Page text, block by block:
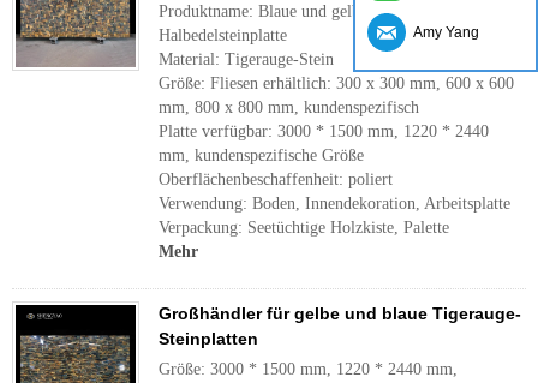
Produktname: Blaue und gelbe Tigerauge-
Halbedelsteinplatte
Material: Tigerauge-Stein
Größe: Fliesen erhältlich: 300 x 300 mm, 600 x 600
mm, 800 x 800 mm, kundenspezifisch
Platte verfügbar: 3000 * 1500 mm, 1220 * 2440
mm, kundenspezifische Größe
Oberflächenbeschaffenheit: poliert
Verwendung: Boden, Innendekoration, Arbeitsplatte
Verpackung: Seetüchtige Holzkiste, Palette
Mehr
Großhändler für gelbe und blaue Tigerauge-
Steinplatten
Größe: 3000 * 1500 mm, 1220 * 2440 mm,
Amy Yang